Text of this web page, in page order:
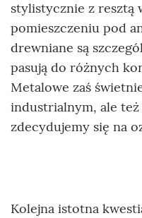
stylistycznie z resztą
pomieszczeniu pod
drewniane są
pasują do różnych
Metalowe zaś
industrialnym, ale
zdecydujemy się na
Kolejna istotna